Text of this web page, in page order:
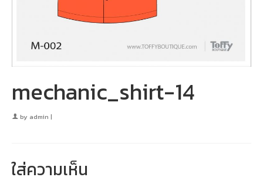
mechanic_shirt-14
by admin |
ใส่ความเห็น